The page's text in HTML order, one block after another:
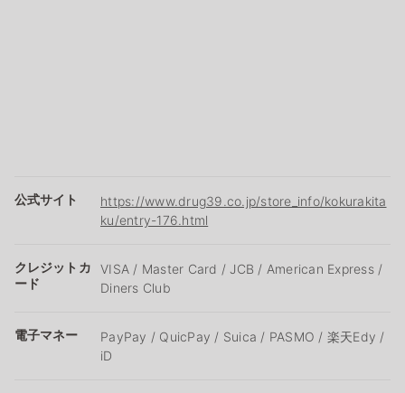
公式サイト
https://www.drug39.co.jp/store_info/kokurakita
ku/entry-176.html
クレジットカ
ード
VISA / Master Card / JCB / American Express /
Diners Club
電子マネー
PayPay / QuicPay / Suica / PASMO / 楽天Edy /
iD